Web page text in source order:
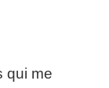
qui me